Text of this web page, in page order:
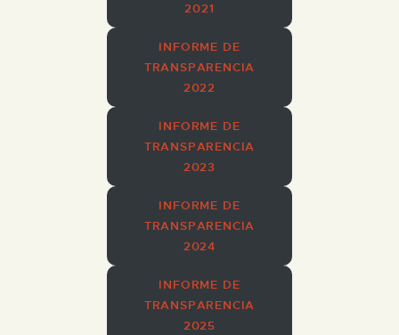
EL MUSEO
COLECCIONES
DIDÁCTICA
ESPAÑOL
2021
INFORME DE
TRANSPARENCIA
2022
INFORME DE
TRANSPARENCIA
2023
INFORME DE
TRANSPARENCIA
2024
INFORME DE
TRANSPARENCIA
2025